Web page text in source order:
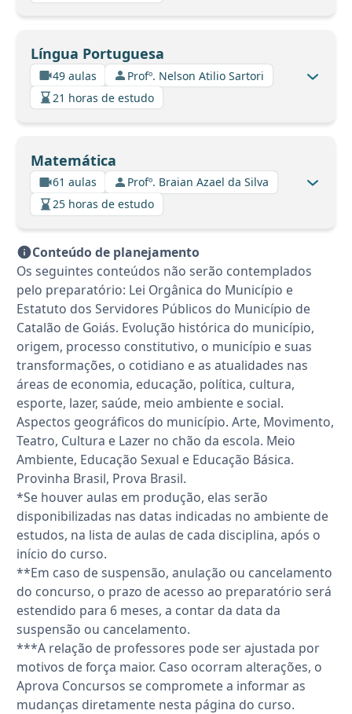
Língua Portuguesa
49 aulas
Profº. Nelson Atilio Sartori
21 horas de estudo
Matemática
61 aulas
Profº. Braian Azael da Silva
25 horas de estudo
Conteúdo de planejamento
Os seguintes conteúdos não serão contemplados
pelo preparatório: Lei Orgânica do Município e
Estatuto dos Servidores Públicos do Município de
Catalão de Goiás. Evolução histórica do município,
origem, processo constitutivo, o município e suas
transformações, o cotidiano e as atualidades nas
áreas de economia, educação, política, cultura,
esporte, lazer, saúde, meio ambiente e social.
Aspectos geográficos do município. Arte, Movimento,
Teatro, Cultura e Lazer no chão da escola. Meio
Ambiente, Educação Sexual e Educação Básica.
Provinha Brasil, Prova Brasil.
*Se houver aulas em produção, elas serão
disponibilizadas nas datas indicadas no ambiente de
estudos, na lista de aulas de cada disciplina, após o
início do curso.
**Em caso de suspensão, anulação ou cancelamento
do concurso, o prazo de acesso ao preparatório será
estendido para 6 meses, a contar da data da
suspensão ou cancelamento.
***A relação de professores pode ser ajustada por
motivos de força maior. Caso ocorram alterações, o
Aprova Concursos se compromete a informar as
mudanças diretamente nesta página do curso.